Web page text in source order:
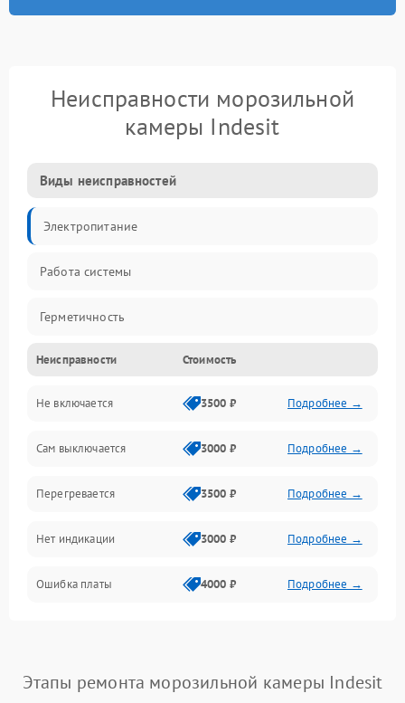
Неисправности морозильной
камеры Indesit
Виды неисправностей
Электропитание
Работа системы
Герметичность
Механика
Неисправности Стоимость
Не включается 3500 ₽ Подробнее →
Сам выключается 3000 ₽ Подробнее →
Перегревается 3500 ₽ Подробнее →
Нет индикации 3000 ₽ Подробнее →
Ошибка платы 4000 ₽ Подробнее →
Этапы ремонта морозильной камеры Indesit